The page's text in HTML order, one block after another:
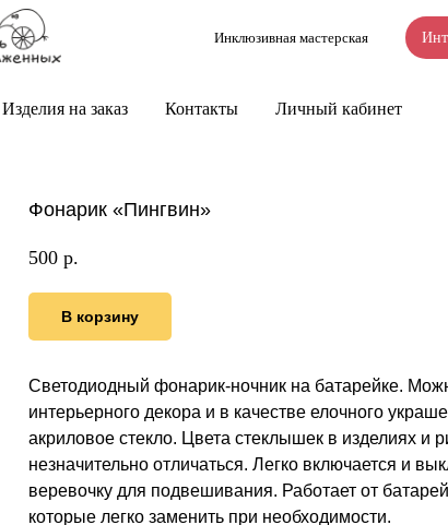
Инклюзивная мастерская
Изделия на заказ Контакты Личный кабинет
Фонарик «Пингвин»
500 р.
В корзину
Светодиодный фонарик-ночник на батарейке.
интерьерного декора и в качестве елочного
акриловое стекло. Цвета стеклышек в изделиях и
незначительно отличаться. Легко включается и
веревочку для подвешивания. Работает от
которые легко заменить при необходимости.